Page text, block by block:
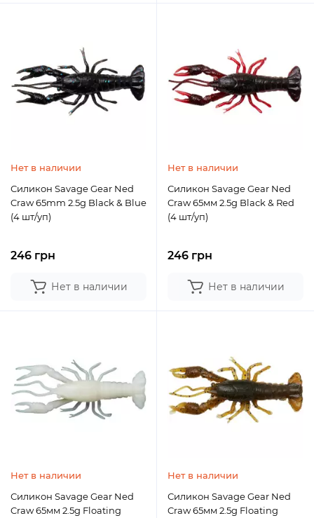
Нет в наличии
Силикон Savage Gear Ned
Craw 65mm 2.5g Black & Blue
(4 шт/уп)
246 грн
Нет в наличии
Нет в наличии
Силикон Savage Gear Ned
Craw 65мм 2.5g Black & Red
(4 шт/уп)
246 грн
Нет в наличии
Нет в наличии
Силикон Savage Gear Ned
Craw 65мм 2.5g Floating
Нет в наличии
Силикон Savage Gear Ned
Craw 65мм 2.5g Floating